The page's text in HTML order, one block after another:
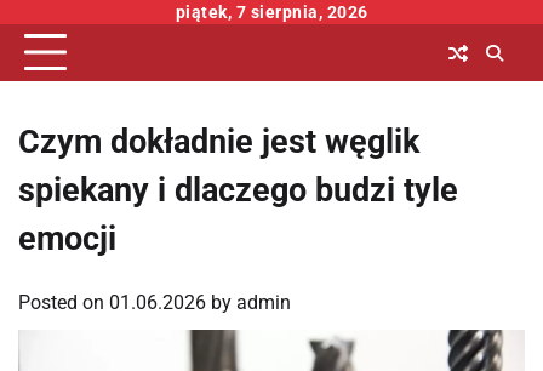
content
piątek, 7 sierpnia, 2026
Czym dokładnie jest węglik
spiekany i dlaczego budzi tyle
emocji
Posted on 01.06.2026 by admin